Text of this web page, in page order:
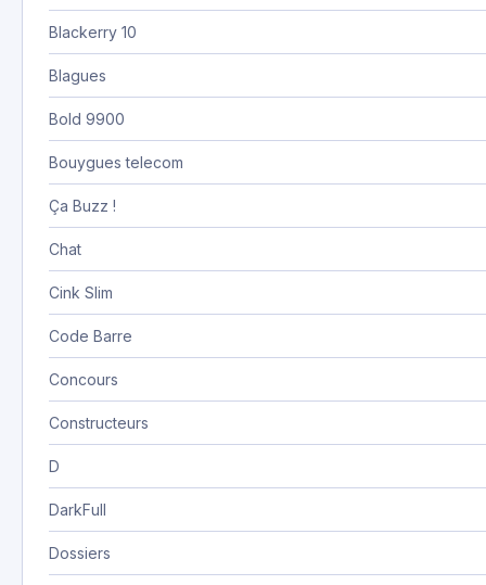
Blackerry 10
Blagues
Bold 9900
Bouygues telecom
Ça Buzz !
Chat
Cink Slim
Code Barre
Concours
Constructeurs
D
DarkFull
Dossiers